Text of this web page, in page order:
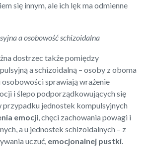
się innym, ale ich lęk ma odmienne
a osobowość schizoidalna
dostrzec także pomiędzy
a schizoidalną – osoby z oboma
sprawiają wrażenie
i ślepo podporządkowujących się
przypadku jednostek kompulsyjnych
emocji, chęci zachowania powagi i
a u jednostek schizoidalnych – z
uczuć, emocjonalnej pustki.